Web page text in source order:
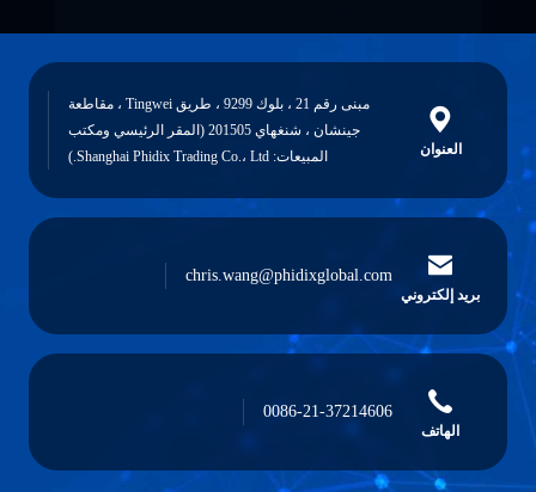
العنوان
مبنى رقم 21 ، بلوك 9299 ، طريق Tingwei ، مقاطعة
جينشان ، شنغهاي 201505 (المقر الرئيسي ومكتب
المبيعات: Shanghai Phidix Trading Co.، Ltd.)
بريد إلكتروني
chris.wang@phidixglobal.com
الهاتف
0086-21-37214606